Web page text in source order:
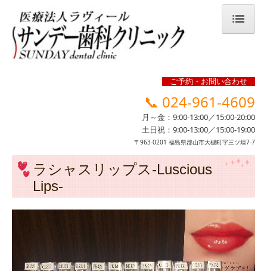
HOME
メンテナンス
ご予約・お問い合わせ
📞 024-961-4609
月～金： 9:00-13:00／15:00-20:00
土日祝： 9:00-13:00／15:00-19:00
〒963-0201 福島県郡山市大槻町字三ツ坦7-7
ラシャスリップス-Luscious
Lips-